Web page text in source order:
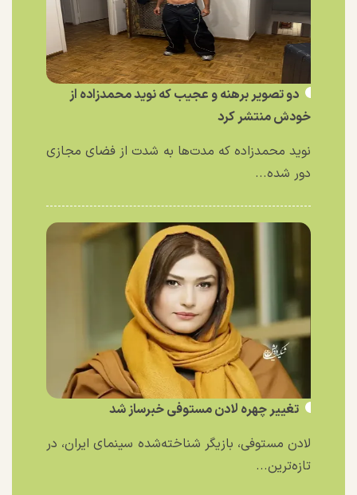
دو تصویر برهنه و عجیب که نوید محمدزاده از
خودش منتشر کرد
نوید محمدزاده که مدت‌ها به شدت از فضای مجازی
دور شده...
تغییر چهره لادن مستوفی خبرساز شد
لادن مستوفی، بازیگر شناخته‌شده سینمای ایران، در
تازه‌ترین...